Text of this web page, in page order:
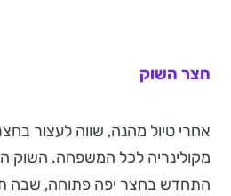
חצר השוק
אחרי טיול מהנה, שווה לעצור
מקולינריה לכל המשפחה. השוק
התחדש בחצר יפה פתוחה, שבה